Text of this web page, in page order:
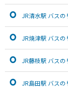
JR清水駅 バスの
JR焼津駅 バスの
JR藤枝駅 バスの
JR島田駅 バスの